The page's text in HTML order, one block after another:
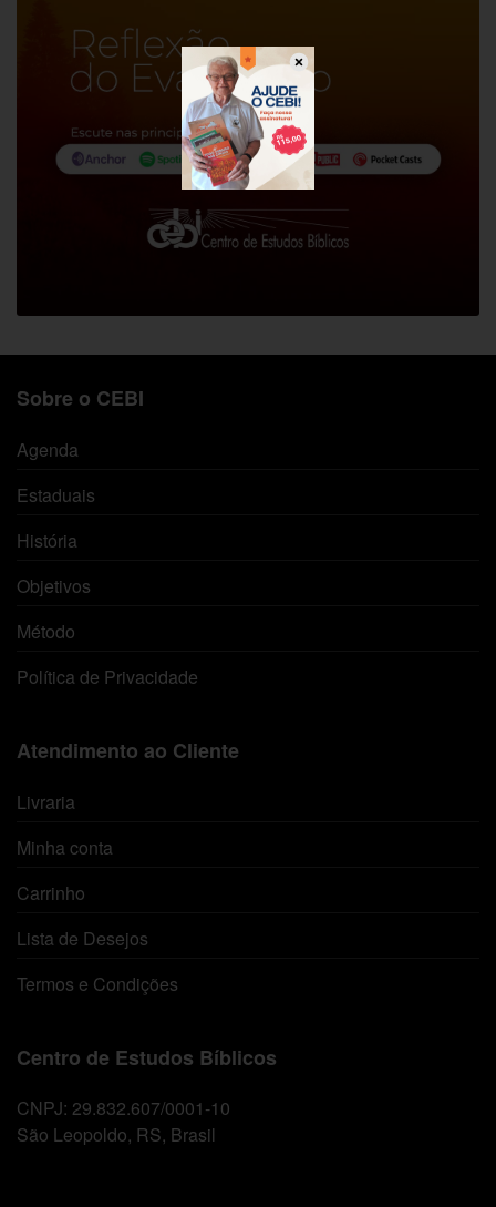
Sobre o CEBI
Agenda
Estaduais
História
Objetivos
Método
Política de Privacidade
Atendimento ao Cliente
Livraria
Minha conta
Carrinho
Lista de Desejos
Termos e Condições
Centro de Estudos Bíblicos
CNPJ: 29.832.607/0001-10
São Leopoldo, RS, Brasil